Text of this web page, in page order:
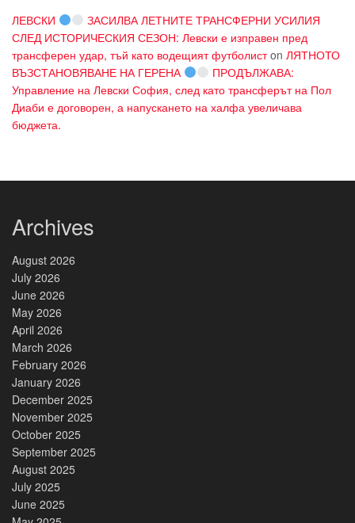
ЛЕВСКИ
ЗАСИЛВА ЛЕТНИТЕ ТРАНСФЕРНИ УСИЛИЯ
СЛЕД ИСТОРИЧЕСКИЯ СЕЗОН: Левски е изправен пред
трансферен удар, тъй като водещият футболистon ЛЯТНОТО
ВЪЗСТАНОВЯВАНЕ НА ГЕРЕНА
ПРОДЪЛЖАВА:
Управление на Левски София, след като трансферът на Пол
Диаби е договорен, а напускането на халфа увеличава
бюджета.
Archives
August 2026
July 2026
June 2026
May 2026
April 2026
March 2026
February 2026
January 2026
December 2025
November 2025
October 2025
September 2025
August 2025
July 2025
June 2025